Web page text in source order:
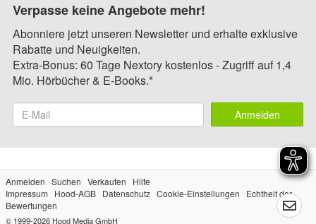
Verpasse keine Angebote mehr!
Abonniere jetzt unseren Newsletter und erhalte exklusive
Rabatte und Neuigkeiten.
Extra-Bonus: 60 Tage Nextory kostenlos - Zugriff auf 1,4
Mio. Hörbücher & E-Books.*
Anmelden
Anmelden Suchen Verkaufen
Hilfe
Impressum
Hood-AGB Datenschutz Cookie-Einstellungen
Echtheit der
Bewertungen
© 1999-2026 Hood Media GmbH